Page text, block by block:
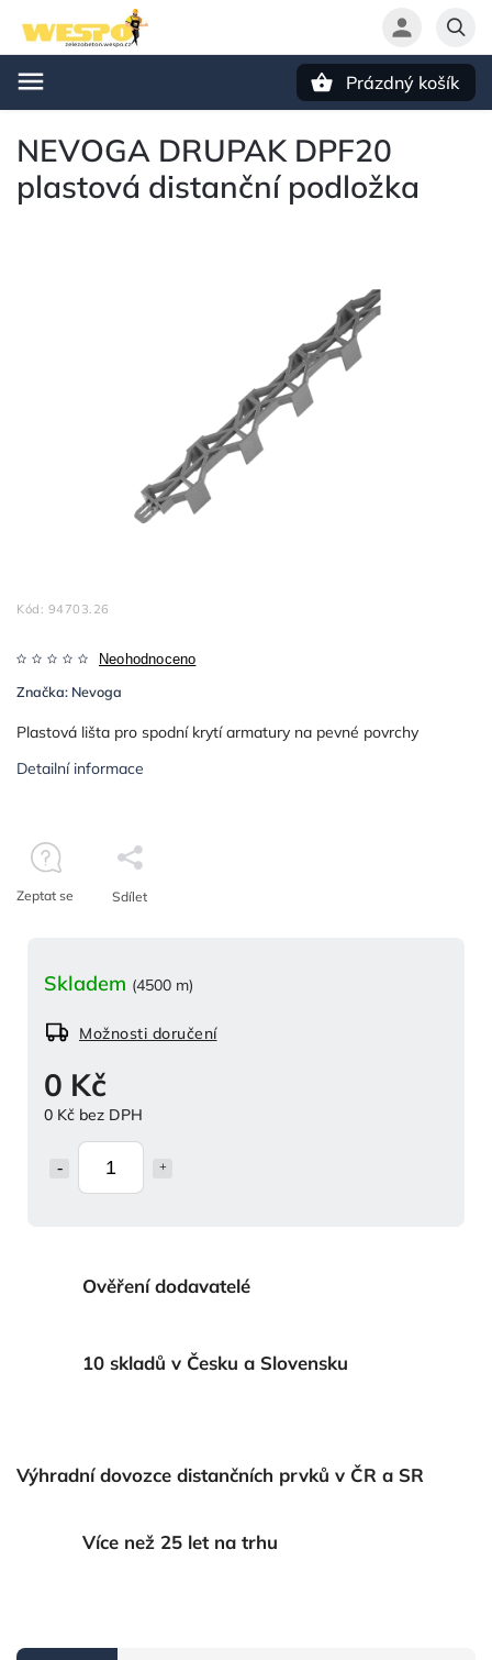
Prázdný košík
NEVOGA DRUPAK DPF20
plastová distanční podložka
Kód: 94703.26
Neohodnoceno
Značka: Nevoga
0 Kč
0 Kč bez DPH
Skladem (4500 m)
Možnosti doručení
Plastová lišta pro spodní krytí armatury na pevné povrchy
Detailní informace
Zeptat se Sdílet
Ověření dodavatelé
10 skladů v Česku a Slovensku
Výhradní dovozce distančních prvků v ČR a SR
Více než 25 let na trhu